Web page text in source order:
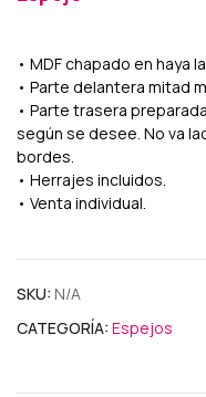
• MDF chapado en haya
• Parte delantera mitad
• Parte trasera
según se desee. No va
bordes.
• Herrajes incluidos.
• Venta individual.
SKU: N/A
CATEGORÍA: Espejos